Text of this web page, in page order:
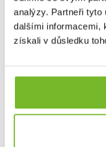
analýzy. Partneři tyto
dalšími informacemi,
získali v důsledku